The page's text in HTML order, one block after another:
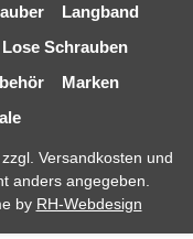
Langband
Lose Schrauben
Marken
Versandkosten und
anders angegeben.
by RH-Webdesign